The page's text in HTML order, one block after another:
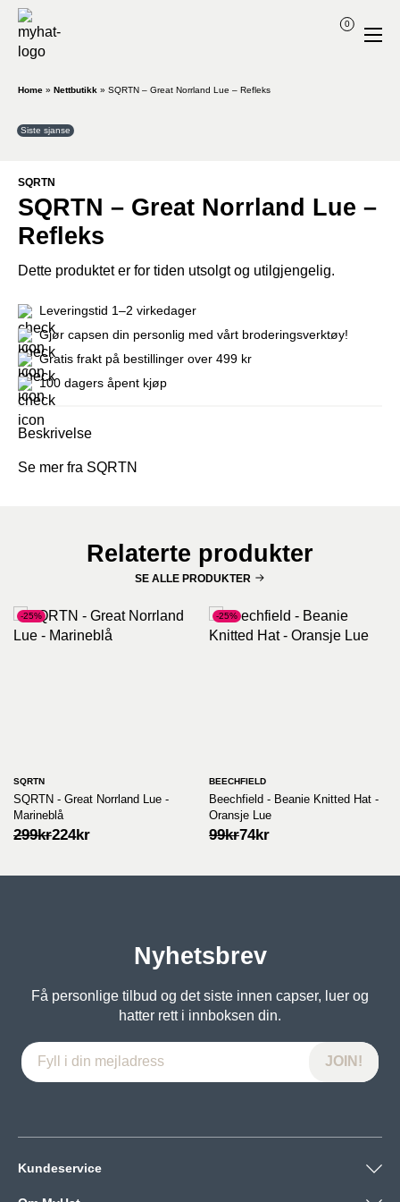
0
Home » Nettbutikk » SQRTN – Great Norrland Lue – Refleks
Siste sjanse
SQRTN
SQRTN – Great Norrland Lue –
Refleks
Dette produktet er for tiden utsolgt og utilgjengelig.
Leveringstid 1–2 virkedager
Gjør capsen din personlig med vårt broderingsverktøy!
Gratis frakt på bestillinger over 499 kr
100 dagers åpent kjøp
Beskrivelse
Se mer fra SQRTN
Relaterte produkter
SE ALLE PRODUKTER
-25%
SQRTN
SQRTN - Great Norrland Lue -
Marineblå
299kr
Opprinnelig
299kr.
224kr
Nåværende
224kr.
-25%
BEECHFIELD
Beechfield - Beanie Knitted Hat -
Oransje Lue
99kr
Opprinnelig
99kr.
74kr
Nåværende
74kr.
Nyhetsbrev
Få personlige tilbud og det siste innen capser, luer og
hatter rett i innboksen din.
Kundeservice